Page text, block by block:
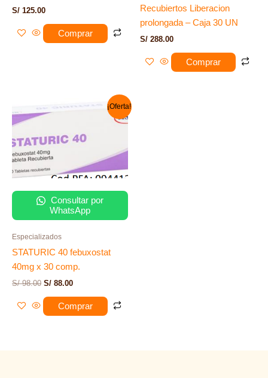
S/ 125.00
Comprar
Recubiertos Liberacion
prolongada – Caja 30 UN
S/ 288.00
Comprar
¡Oferta!
Consultar por
WhatsApp
Especializados
STATURIC 40 febuxostat
40mg x 30 comp.
S/98.00
precio
S/ 98.00.
S/ 88.00
es:
S/ 88.00.
Comprar